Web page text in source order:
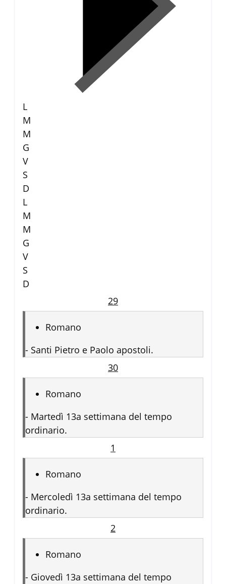
L
M
M
G
V
S
D
L
M
M
G
V
S
D
29
Romano
- Santi Pietro e Paolo apostoli.
30
Romano
- Martedì 13a settimana del tempo
ordinario.
1
Romano
- Mercoledì 13a settimana del tempo
ordinario.
2
Romano
- Giovedì 13a settimana del tempo